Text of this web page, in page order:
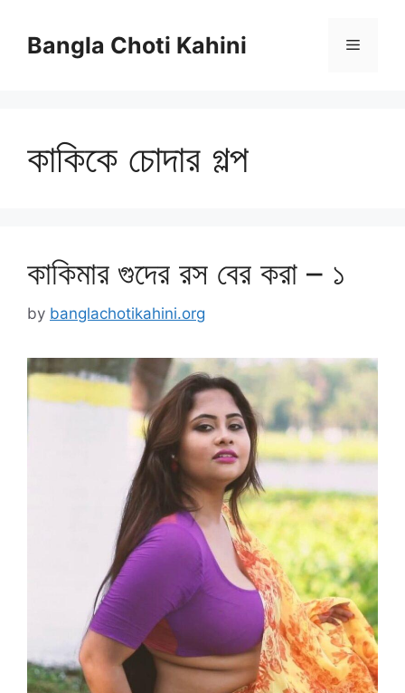
contentBangla Choti Kahini Menu
কাকিকে চোদার গল্প
কাকিমার গুদের রস বের করা – ১
by banglachotikahini.org